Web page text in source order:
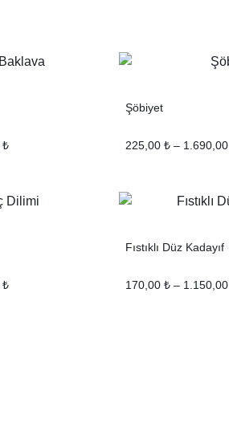
₺
Şöbiyet
225,00 ₺ – 1.690,00
₺
Fıstıklı Düz Kadayıf
170,00 ₺ – 1.150,00